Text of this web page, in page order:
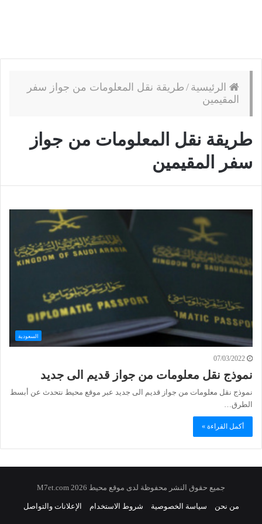
الرئيسية / طريقة نقل المعلومات من جواز سفر
المقيمين
طريقة نقل المعلومات من جواز
سفر المقيمين
السعودية
07/03/2022
نموذج نقل معلومات من جواز قديم الى جديد
نموذج نقل معلومات من جواز قديم الى جديد عبر موقع محيط نتحدث عن أبسط
الطرق…
أكمل القراءة »
جميع حقوق النشر محفوظة لدى موقع محيط 2026 M7et.com
من نحن سياسة الخصوصية شروط الاستخدام الإعلانات والتواصل